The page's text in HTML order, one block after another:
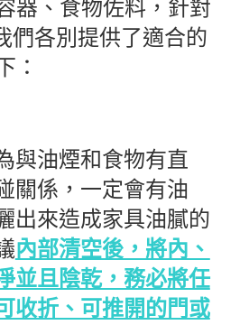
器、食物佐料，針對
們各別提供了適合的
：
與油煙和食物有直
關係，一定會有油
出來造成家具油膩的
內部清空後，將內、
並且陰乾，務必將任
收折、可推開的門或